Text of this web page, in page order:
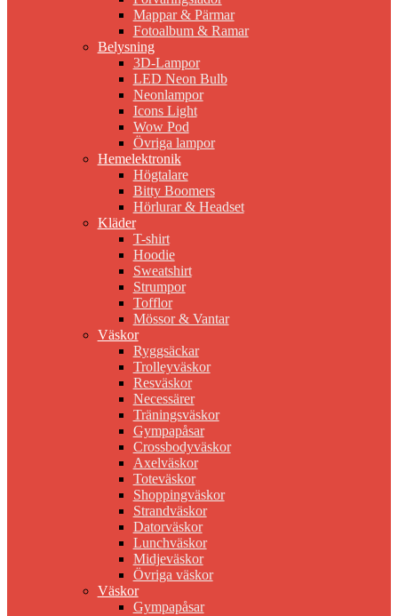
Mappar & Pärmar
Fotoalbum & Ramar
Belysning
3D-Lampor
LED Neon Bulb
Neonlampor
Icons Light
Wow Pod
Övriga lampor
Hemelektronik
Högtalare
Bitty Boomers
Hörlurar & Headset
Kläder
T-shirt
Hoodie
Sweatshirt
Strumpor
Tofflor
Mössor & Vantar
Väskor
Ryggsäckar
Trolleyväskor
Resväskor
Necessärer
Träningsväskor
Gympapåsar
Crossbodyväskor
Axelväskor
Toteväskor
Shoppingväskor
Strandväskor
Datorväskor
Lunchväskor
Midjeväskor
Övriga väskor
Väskor
Gympapåsar